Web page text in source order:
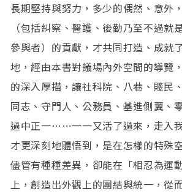
長期堅持與努力，多少的偶然、意外
（包括糾察、醫護、後勤乃至不過就
參與者）的貢獻，才共同打造、成就
地，經由本書對議場內外空間的導覽
的深入厚描，讓社科院、八巷、賤民
同志、守門人、公務員、基進側翼、
過中正一……一一又活了過來，走入
才更深刻地體悟到，是在怎樣的特殊
儘管有種種差異，卻能在「相忍為運
上，創造出外觀上的團結與統一，從